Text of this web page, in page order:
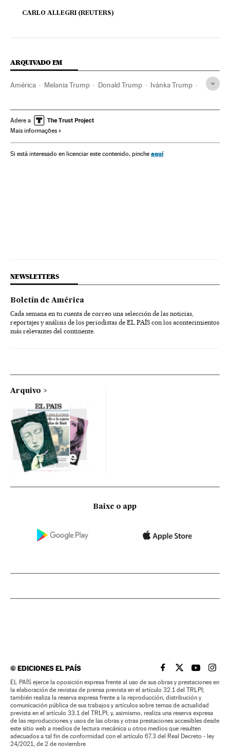
CARLO ALLEGRI (REUTERS)
ARQUIVADO EM
América Melania Trump Donald Trump Ivánka Trump
Eleições presidenciais Estados Unidos
América do Norte
Adere a
Mais informações
Si está interesado en licenciar este contenido, pinche aquí
NEWSLETTERS
Boletín de América
Cada semana en tu cuenta de correo una selección de las noticias,
reportajes y análisis de los periodistas de EL PAÍS con los acontecimientos
más relevantes del continente.
Arquivo
Baixe o app
©EDICIONES EL PAÍS EL PAÍS BRASIL EN
EL PAÍSEL PAÍS
EL
EL PAÍS ejerce la oposición expresa frente al uso de sus obras y prestaciones en
la elaboración de revistas de prensa prevista en el artículo 32.1 del TRLPI;
también realiza la reserva expresa frente a la reproducción, distribución y
comunicación pública de sus trabajos y artículos sobre temas de actualidad
prevista en el artículo 33.1 del TRLPI; y, asimismo, realiza una reserva expresa
de las reproducciones y usos de las obras y otras prestaciones accesibles desde
este sitio web a medios de lectura mecánica u otros medios que resulten
adecuados a tal fin de conformidad con el artículo 67.3 del Real Decreto - ley
24/2021, de 2 de noviembre